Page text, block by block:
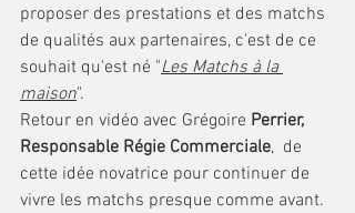
proposer des prestations et des matchs
de qualités aux partenaires, c'est de ce
souhait qu'est né "Les Matchs à la
maison".
Retour en vidéo avec Grégoire Perrier,
Responsable Régie Commerciale, de
cette idée novatrice pour continuer de
vivre les matchs presque comme avant.